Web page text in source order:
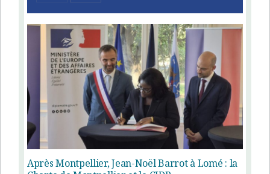
Après Montpellier, Jean-Noël Barrot à Lomé : la